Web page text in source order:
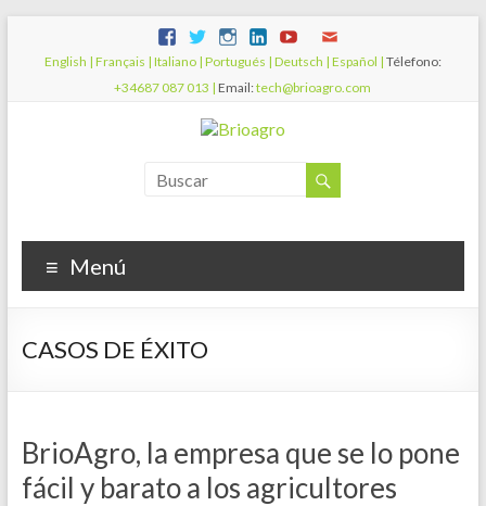
English | Français | Italiano | Portugués | Deutsch | Español | Télefono:
+34687 087 013 | Email:tech@brioagro.com
Menú
CASOS DE ÉXITO
BrioAgro, la empresa que se lo pone
fácil y barato a los agricultores